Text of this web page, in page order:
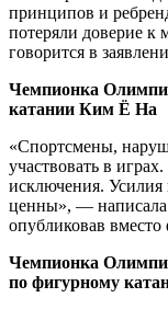
принципов и
потеряли доверие
говорится в
Чемпионка
катании Ким Ё На
«Спортсмены,
участвовать в
исключения. Усилия
ценны», — написала
опубликовав
Чемпионка
по фигурному